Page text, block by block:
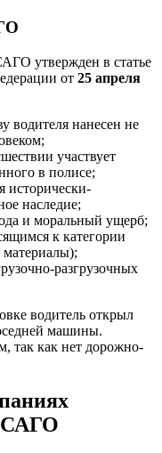
утвержден в статье
от 25 апреля
водителя нанесен не
участвует
в полисе;
исторически-
наследие;
и моральный ущерб;
к категории
материалы);
разгрузочных
водитель открыл
машины.
так как нет дорожно-